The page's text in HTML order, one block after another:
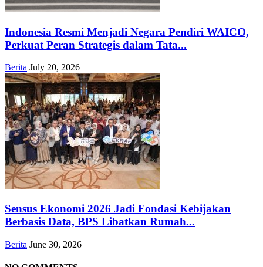
Indonesia Resmi Menjadi Negara Pendiri WAICO,
Perkuat Peran Strategis dalam Tata...
Berita July 20, 2026
Sensus Ekonomi 2026 Jadi Fondasi Kebijakan
Berbasis Data, BPS Libatkan Rumah...
Berita June 30, 2026